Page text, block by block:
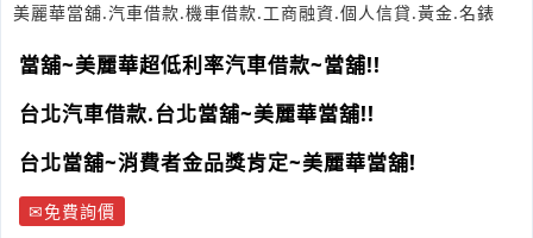
美麗華當舖.汽車借款.機車借款.工商融資.個人信貸.黃金.名錶
當舖~美麗華超低利率汽車借款~當舖!!
台北汽車借款.台北當舖~美麗華當舖!!
台北當舖~消費者金品獎肯定~美麗華當舖!
免費詢價